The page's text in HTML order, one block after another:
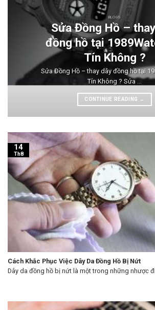
BLOGS
Sửa Đồng Hồ –
đồng hồ tại
Tín Không ?
Sửa Đồng Hồ – thay dây đồng hồ tại
Tín Không ? Sửa ...
CONTINUE READING →
Cách Khắc Phục Việc Dây Da Đồng Hồ Bị Nứt
Dây da đồng hồ bị nứt là một trong những nhược
14
Th8